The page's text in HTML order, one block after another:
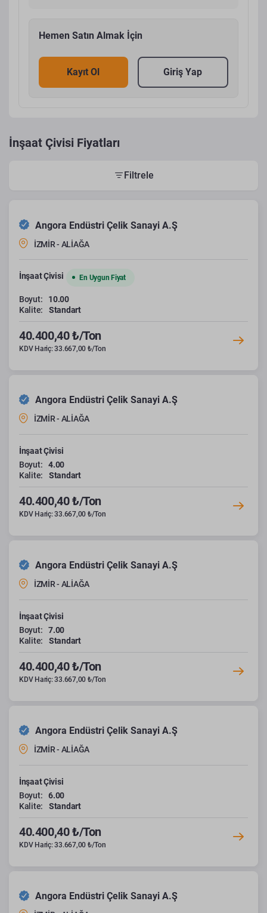
Hemen Satın Almak İçin
Kayıt Ol Giriş Yap
İnşaat Çivisi Fiyatları
Filtrele
Angora Endüstri Çelik Sanayi A.Ş
İZMİR - ALİAĞA
İnşaat Çivisi En Uygun Fiyat
Boyut:
10.00
Kalite:
Standart
40.400,40 ₺/Ton
KDV Hariç: 33.667,00 ₺/Ton
Angora Endüstri Çelik Sanayi A.Ş
İZMİR - ALİAĞA
İnşaat Çivisi
Boyut:
4.00
Kalite:
Standart
40.400,40 ₺/Ton
KDV Hariç: 33.667,00 ₺/Ton
Angora Endüstri Çelik Sanayi A.Ş
İZMİR - ALİAĞA
İnşaat Çivisi
Boyut:
7.00
Kalite:
Standart
40.400,40 ₺/Ton
KDV Hariç: 33.667,00 ₺/Ton
Angora Endüstri Çelik Sanayi A.Ş
İZMİR - ALİAĞA
İnşaat Çivisi
Boyut:
6.00
Kalite:
Standart
40.400,40 ₺/Ton
KDV Hariç: 33.667,00 ₺/Ton
Angora Endüstri Çelik Sanayi A.Ş